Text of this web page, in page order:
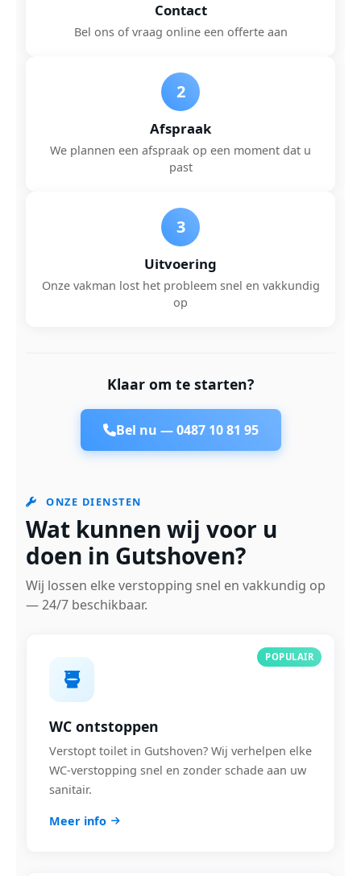
Contact
Bel ons of vraag online een offerte aan
2
Afspraak
We plannen een afspraak op een moment dat u
past
3
Uitvoering
Onze vakman lost het probleem snel en vakkundig
op
Klaar om te starten?
Bel nu —0487 10 81 95
ONZE DIENSTEN
Wat kunnen wij voor u
doen in Gutshoven?
Wij lossen elke verstopping snel en vakkundig op
— 24/7 beschikbaar.
POPULAIR
WC ontstoppen
Verstopt toilet in Gutshoven? Wij verhelpen elke
WC-verstopping snel en zonder schade aan uw
sanitair.
Meer info